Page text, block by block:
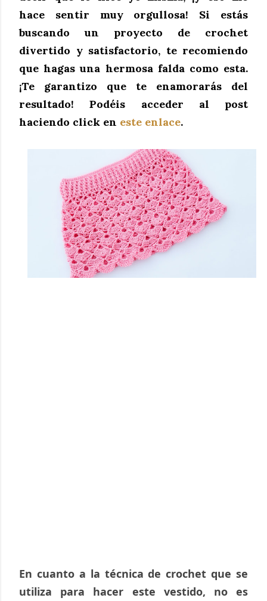
hace sentir muy orgullosa! Si estás
buscando un proyecto de crochet
divertido y satisfactorio, te recomiendo
que hagas una hermosa falda como esta.
¡Te garantizo que te enamorarás del
resultado! Podéis acceder al post
haciendo click en este enlace.
En cuanto a la técnica de crochet que se
utiliza para hacer este vestido, no es